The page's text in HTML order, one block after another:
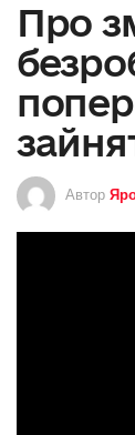
Про
Автор